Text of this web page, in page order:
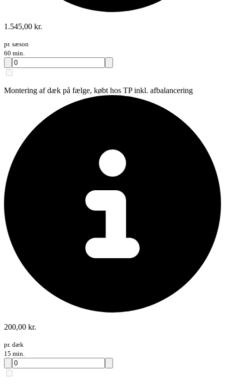
1.545,00 kr.
pr. sæson
60 min.
Montering af dæk på fælge, købt hos TP inkl. afbalancering
200,00 kr.
pr. dæk
15 min.